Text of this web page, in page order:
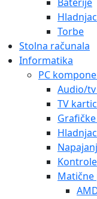
Torbe
Stolna računala
Informatika
PC
Audio/
TV
Matične